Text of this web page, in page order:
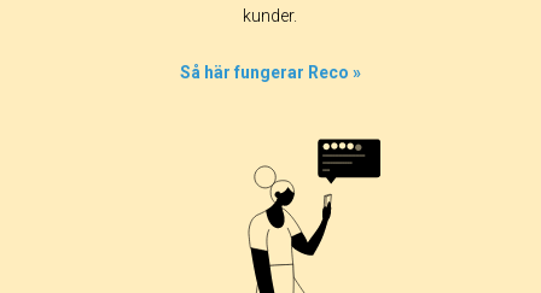
kunder.
Så här fungerar Reco »